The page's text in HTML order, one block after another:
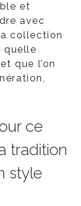
et
avec
collection
quelle
que l’on
ce
tradition
style